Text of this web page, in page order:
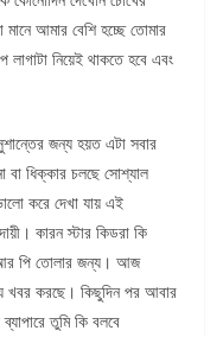
আমার বেশি হচ্ছে তোমার
নিয়েই থাকতে হবে এবং
জন্য হয়ত এটা সবার
ধিক্কার চলছে সোশ্যাল
করে দেখা যায় এই
কারন স্টার কিডরা কি
আর পি তোলার জন্য। আজ
খবর করছে। কিছুদিন পর আবার
তুমি কি বলবে